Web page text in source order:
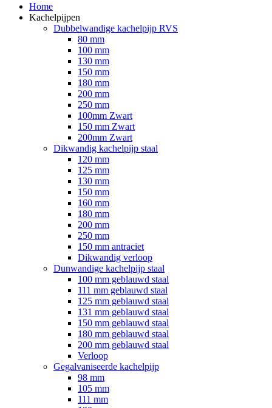
Home
Kachelpijpen
Dubbelwandige kachelpijp RVS
80 mm
100 mm
130 mm
150 mm
180 mm
200 mm
250 mm
100mm Zwart
150 mm Zwart
200mm Zwart
Dikwandig kachelpijp staal
120 mm
125 mm
130 mm
150 mm
160 mm
180 mm
200 mm
250 mm
150 mm antraciet
Dikwandig verloop
Dunwandige kachelpijp staal
100 mm geblauwd staal
111 mm geblauwd staal
125 mm geblauwd staal
131 mm geblauwd staal
150 mm geblauwd staal
180 mm geblauwd staal
200 mm geblauwd staal
Verloop
Gegalvaniseerde kachelpijp
98 mm
105 mm
111 mm